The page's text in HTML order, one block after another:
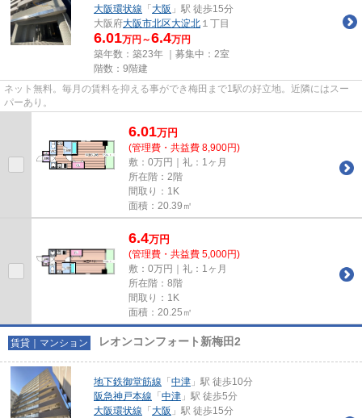
大阪環状線 「 大阪 」駅 徒歩15分
大阪府大阪市北区大淀北 １丁目
6.01万円～6.4万円
築年数：築23年 ｜募集中： 2室
階数：9階建
ネット無料。毎月の賃料を抑える事ができ梅田まで1駅の好立地。近隣にはスー
パーあり。
6.01万円
(管理費・共益費 8,900円)
敷：0万円｜礼：1ヶ月
所在階：2階
間取り：1K
面積：20.39㎡
6.4万円
(管理費・共益費 5,000円)
敷：0万円｜礼：1ヶ月
所在階：8階
間取り：1K
面積：20.25㎡
賃貸｜マンション レオンコンフォート新梅田2
地下鉄御堂筋線 「 中津 」駅 徒歩10分
阪急神戸本線 「 中津 」駅 徒歩5分
大阪環状線 「 大阪 」駅 徒歩15分